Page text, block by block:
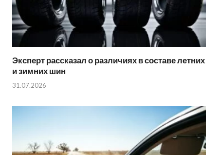
Эксперт рассказал о различиях в составе летних
и зимних шин
31.07.2026